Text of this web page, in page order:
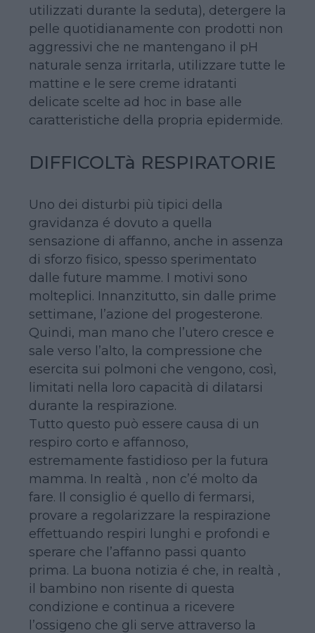
utilizzati durante la seduta), detergere la
pelle quotidianamente con prodotti non
aggressivi che ne mantengano il pH
naturale senza irritarla, utilizzare tutte le
mattine e le sere creme idratanti
delicate scelte ad hoc in base alle
caratteristiche della propria epidermide.
DIFFICOLTà RESPIRATORIE
Uno dei disturbi più tipici della
gravidanza é dovuto a quella
sensazione di affanno, anche in assenza
di sforzo fisico, spesso sperimentato
dalle future mamme. I motivi sono
molteplici. Innanzitutto, sin dalle prime
settimane, l’azione del progesterone.
Quindi, man mano che l’utero cresce e
sale verso l’alto, la compressione che
esercita sui polmoni che vengono, così,
limitati nella loro capacità di dilatarsi
durante la respirazione.
Tutto questo può essere causa di un
respiro corto e affannoso,
estremamente fastidioso per la futura
mamma. In realtà , non c’é molto da
fare. Il consiglio é quello di fermarsi,
provare a regolarizzare la respirazione
effettuando respiri lunghi e profondi e
sperare che l’affanno passi quanto
prima. La buona notizia é che, in realtà ,
il bambino non risente di questa
condizione e continua a ricevere
l’ossigeno che gli serve attraverso la